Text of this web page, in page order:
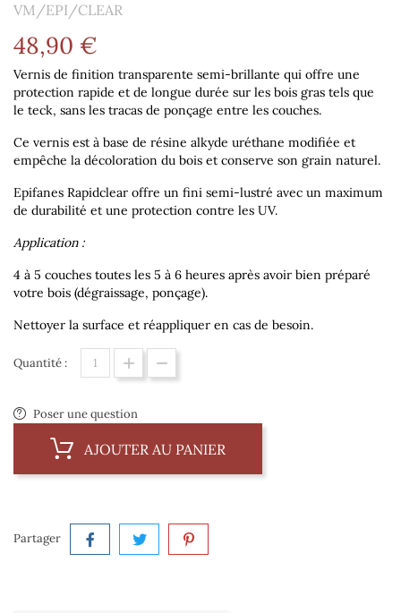
VM/EPI/CLEAR
48,90 €
Vernis de finition transparente semi-brillante qui offre une
protection rapide et de longue durée sur les bois gras tels que
le teck, sans les tracas de ponçage entre les couches.
Ce vernis est à base de résine alkyde uréthane modifiée et
empêche la décoloration du bois et conserve son grain naturel.
Epifanes Rapidclear offre un fini semi-lustré avec un maximum
de durabilité et une protection contre les UV.
Application :
4 à 5 couches toutes les 5 à 6 heures après avoir bien préparé
votre bois (dégraissage, ponçage).
Nettoyer la surface et réappliquer en cas de besoin.
Quantité :
Poser une question
AJOUTER AU PANIER
Partager